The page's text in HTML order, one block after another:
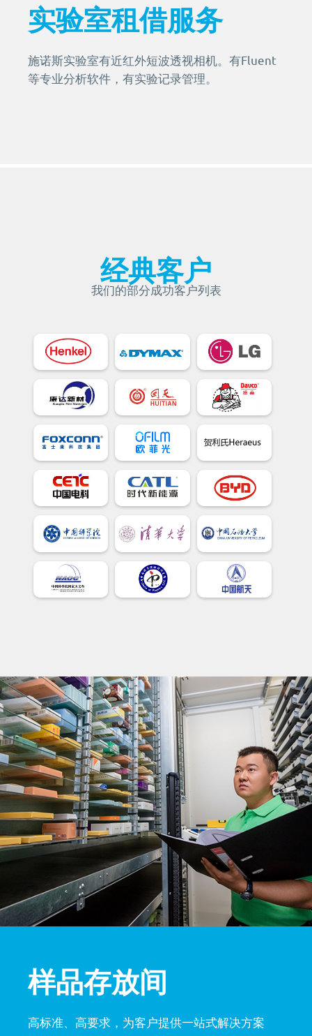
实验室租借服务
施诺斯实验室有近红外短波透视相机。有Fluent
等专业分析软件，有实验记录管理。
经典客户
我们的部分成功客户列表
样品存放间
高标准、高要求，为客户提供一站式解决方案